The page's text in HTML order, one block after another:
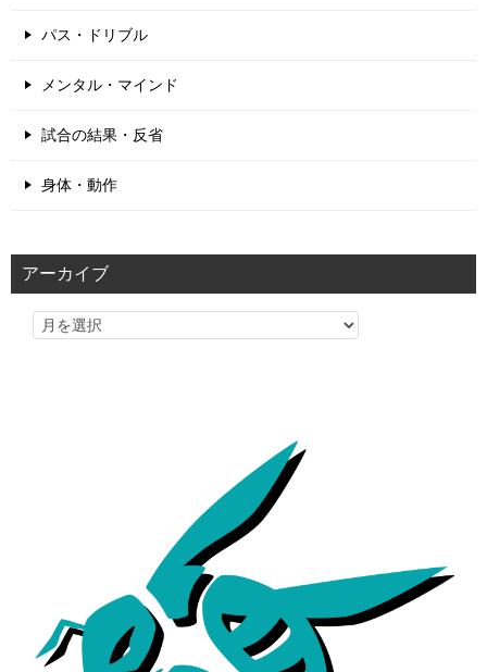
パス・ドリブル
メンタル・マインド
試合の結果・反省
身体・動作
アーカイブ